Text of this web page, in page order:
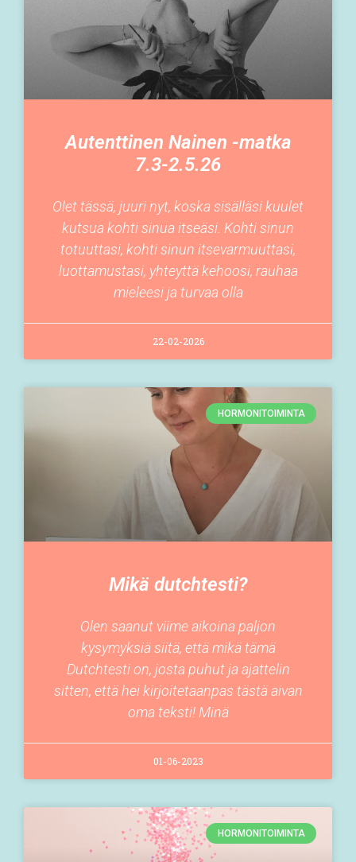
Autenttinen Nainen -matka
7.3-2.5.26
Olet tässä, juuri nyt, koska sisälläsi kuulet
kutsua kohti sinua itseäsi. Kohti sinun
totuuttasi, kohti sinun itsevarmuuttasi,
luottamustasi, yhteyttä kehoosi, rauhaa
mieleesi ja turvaa olla
22-02-2026
HORMONITOIMINTA
Mikä dutchtesti?
Olen saanut viime aikoina paljon
kysymyksiä siitä, että mikä tämä
Dutchtesti on, josta puhut ja ajattelin
sitten, että hei kirjoitetaanpas tästä aivan
oma teksti! Minä
01-06-2023
HORMONITOIMINTA